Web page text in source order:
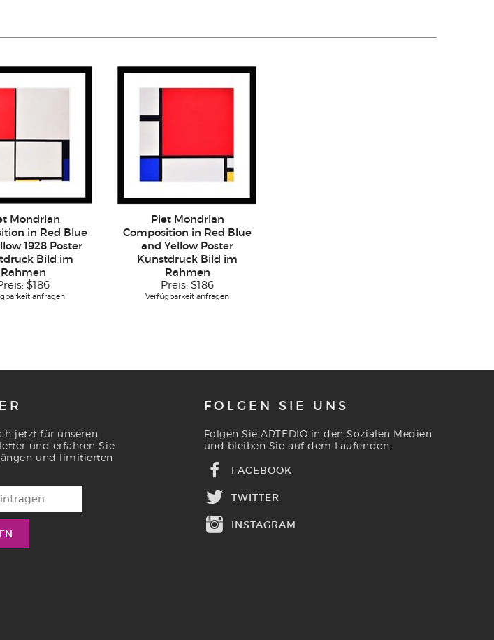
Mondrian
in Red Blue
1928 Poster
Bild im
Rahmen
$186
anfragen
Piet Mondrian
Composition in Red Blue
and Yellow Poster
Kunstdruck Bild im
Rahmen
Preis: $186
Verfügbarkeit anfragen
jetzt für unseren
und erfahren Sie
und limitierten
FOLGEN SIE UNS
Folgen Sie ARTEDIO in den Sozialen Medien
und bleiben Sie auf dem Laufenden:
FACEBOOK
TWITTER
INSTAGRAM